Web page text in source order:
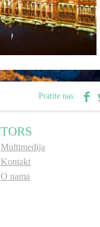
Pratite nas:
TORS
Multimedija
Kontakt
O nama